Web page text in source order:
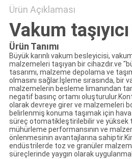
Ürün Açıklaması
Vakum taşıyıcı
Ürün Tanımı
Büyük karınlı vakum besleyicisi,
malzemeleri taşıyan bir cihazdır.ve
tasarımı, malzeme depolama ve
olmasını sağlar.İşleme sırasında, bir
malzemelerin besleme limanından
negatif basınç ortamı
olarak devreye girer ve malzemeleri
belirlenmiş konuma taşımak için hava
süreç otomatikleştirilebilir ve yüksek
mühürleme performansının ve
önlenmesinin avantajlarına
endüstrilerde toz ve granüler
süreçlerinde yaygın olarak